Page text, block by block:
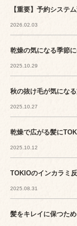
【重要】予約システ
2026.02.03
乾燥の気になる季節
2025.10.29
秋の抜け毛が気にな
2025.10.27
乾燥で広がる髪に
2025.10.12
TOKIOのインカラミ
2025.08.31
髪をキレイに保つた